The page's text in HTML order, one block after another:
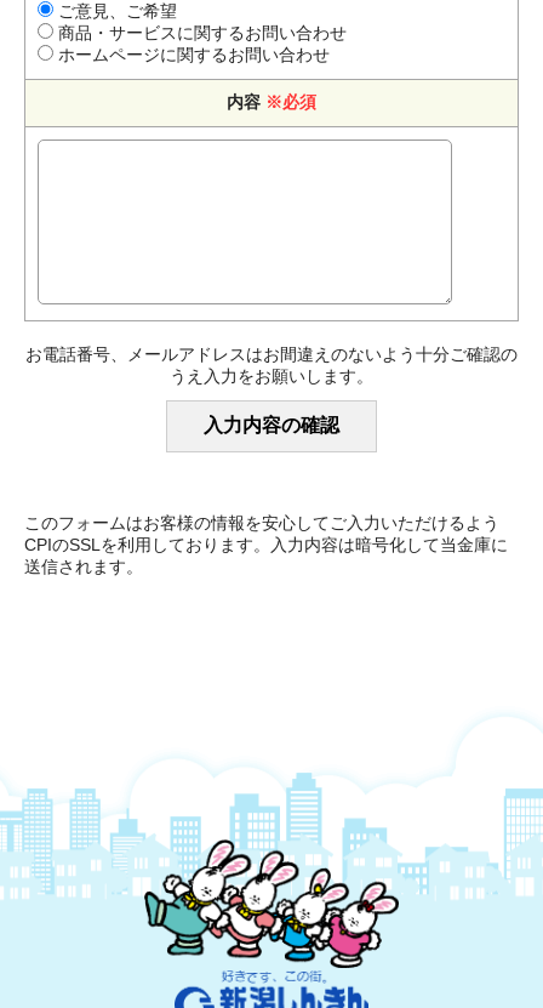
ご意見、ご希望
商品・サービスに関するお問い合わせ
ホームページに関するお問い合わせ
内容 ※必須
お電話番号、メールアドレスはお間違えのないよう十分ご確認の
うえ入力をお願いします。
このフォームはお客様の情報を安心してご入力いただけるよう
CPIのSSLを利用しております。入力内容は暗号化して当金庫に
送信されます。